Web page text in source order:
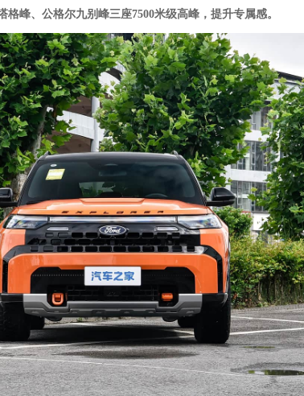
峰、公格尔九别峰三座7500米级高峰，提升专属感。